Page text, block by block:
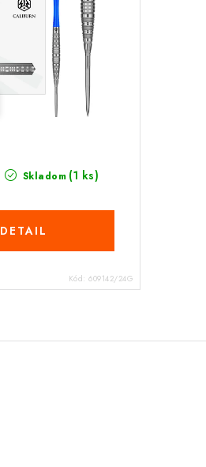
Skladom (1 ks)
DETAIL
Kód: 609142/24G